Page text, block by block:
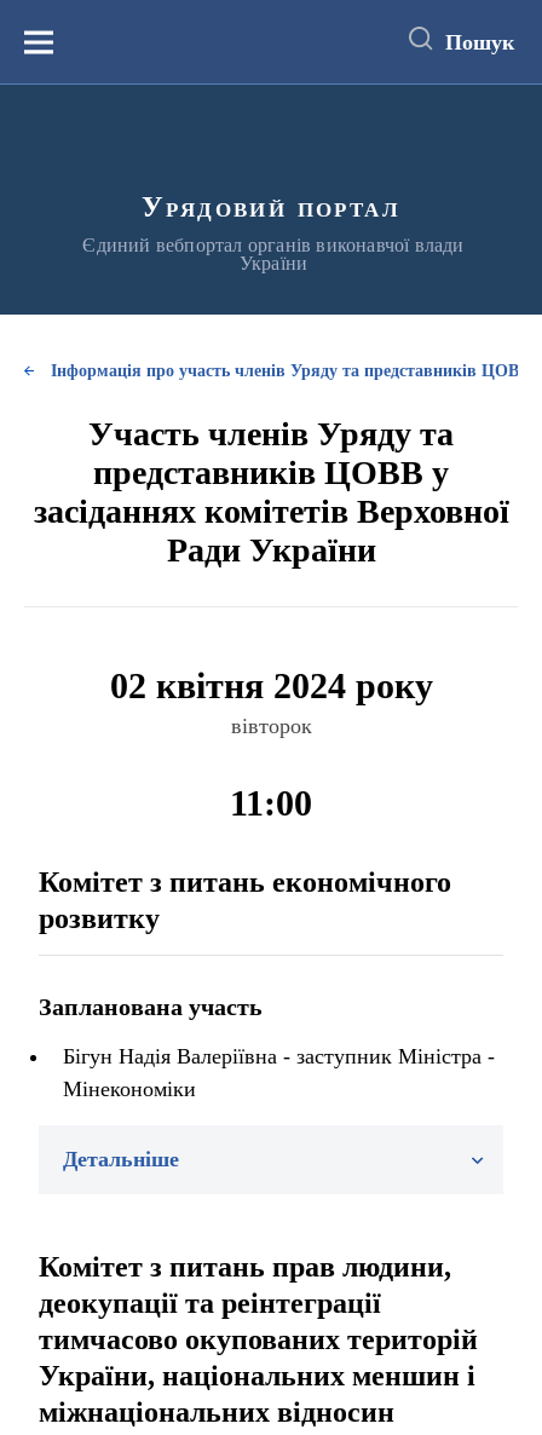
вмістуМеню Пошук
Урядовий портал
Єдиний вебпортал органів виконавчої влади
України
Інформація про участь членів Уряду та представників ЦОВВ
Участь членів Уряду та
представників ЦОВВ у
засіданнях комітетів Верховної
Ради України
02 квітня 2024 року
вівторок
11:00
Комітет з питань економічного
розвитку
Запланована участь
Бігун Надія Валеріївна - заступник Міністра -
Мінекономіки
Детальніше
Комітет з питань прав людини,
деокупації та реінтеграції
тимчасово окупованих територій
України, національних меншин і
міжнаціональних відносин